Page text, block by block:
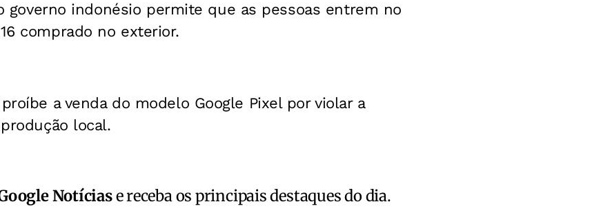
governo indonésio permite que as pessoas entrem no
comprado no exterior.
a venda do modelo Google Pixel por violar a
local.
Notíciase receba os principais destaques do dia.